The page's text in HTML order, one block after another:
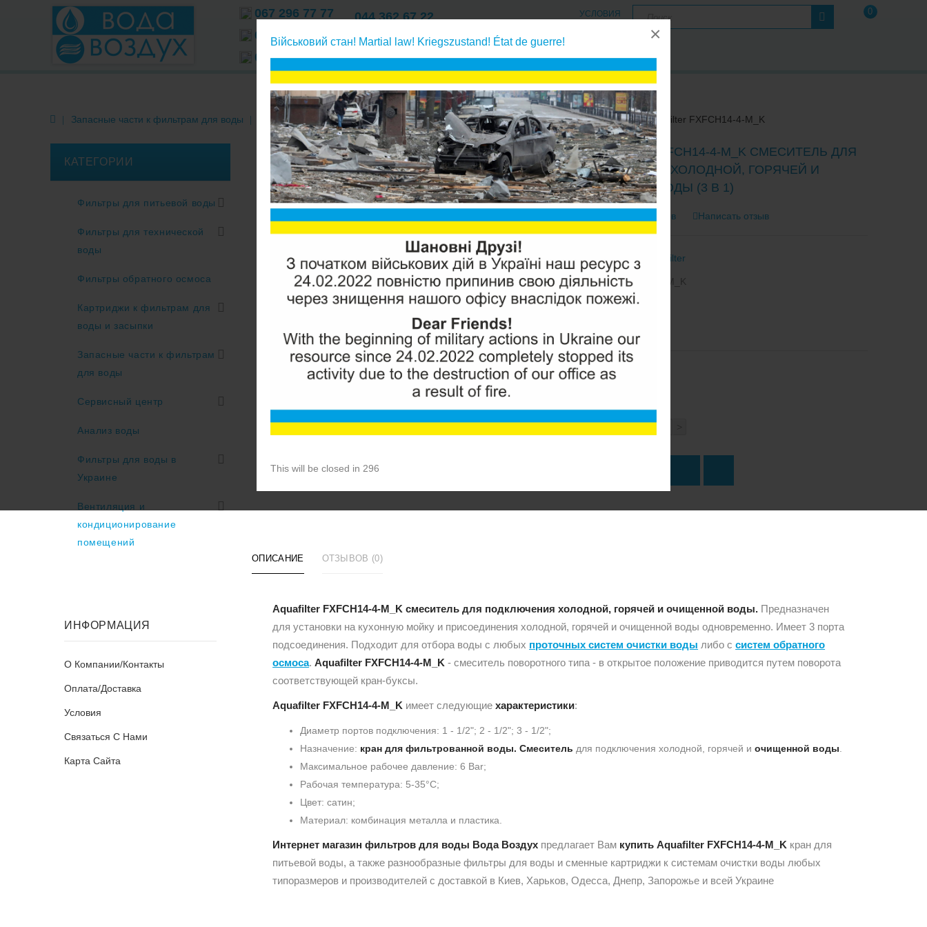
Військовий стан! Martial law! Kriegszustand! État de guerre!
This will be closed in 296
×
О КОМПАНИИ/КОНТАКТЫ
УСЛОВИЯ 0
067 296 77 77
066 296 77 77
063 296 77 77
044 362 67 22
057 762 67 22
Запасные части к фильтрам для воды Краны для очищенной воды на мойку Кухонные смесители для питьевой воды Aquafilter FXFCH14-4-M_K
КАТЕГОРИИ
Фильтры для питьевой воды
Фильтры для технической
воды
Фильтры обратного осмоса
Картриджи к фильтрам для
воды и засыпки
Запасные части к фильтрам
для воды
Сервисный центр
Анализ воды
Фильтры для воды в
Украине
Вентиляция и
кондиционирование
помещений
ИНФОРМАЦИЯ
О Компании/Контакты
Оплата/Доставка
Условия
Связаться С Нами
Карта Сайта
AQUAFILTER FXFCH14-4-M_K СМЕСИТЕЛЬ ДЛЯ
ПОДКЛЮЧЕНИЯ ХОЛОДНОЙ, ГОРЯЧЕЙ И
ОЧИЩЕННОЙ ВОДЫ (3 В 1)
0 отзывов Написать отзыв
Производитель: Aquafilter
Модель:FXFCH14-4-M_K
Наличие:2-3 Дня
7770грн.
ОПИСАНИЕ ОТЗЫВОВ (0)
Aquafilter FXFCH14-4-M_K смеситель для подключения холодной, горячей и очищенной воды. Предназначен
для установки на кухонную мойку и присоединения холодной, горячей и очищенной воды одновременно. Имеет 3 порта
подсоединения. Подходит для отбора воды с любых проточных систем очистки воды либо ссистем обратного
осмоса.Aquafilter FXFCH14-4-M_K - смеситель поворотного типа - в открытое положение приводится путем поворота
соответствующей кран-буксы.
Aquafilter FXFCH14-4-M_K имеет следующиехарактеристики:
Диаметр портов подключения: 1 - 1/2"; 2 - 1/2"; 3 - 1/2";
Назначение: кран для фильтрованной воды. Смеситель для подключения холодной, горячей иочищенной воды
Максимальное рабочее давление: 6 Bar;
Рабочая температура: 5-35°C;
Цвет: сатин;
Материал: комбинация металла и пластика.
Интернет магазин фильтров для воды Вода Воздух предлагает Вам купить Aquafilter FXFCH14-4-M_K кран для
питьевой воды, а также разнообразные фильтры для воды и сменные картриджи к системам очистки воды любых
типоразмеров и производителей с доставкой в Киев, Харьков, Одесса, Днепр, Запорожье и всей Украине